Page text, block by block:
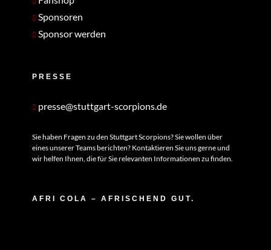
Sponsoren
Sponsor werden
PRESSE
presse@stuttgart-scorpions.de
Sie haben Fragen zu den Stuttgart Scorpions? Sie wollen über
eines unserer Teams berichten? Kontaktieren Sie uns gerne und
wir helfen Ihnen, die für Sie relevanten Informationen zu finden.
AFRI COLA – AFRISCHEND GUT.